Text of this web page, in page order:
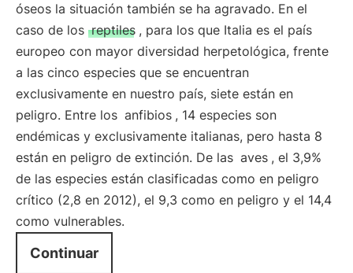
óseos la situación también se ha agravado. En el
caso de los reptiles , para los que Italia es el país
europeo con mayor diversidad herpetológica, frente
a las cinco especies que se encuentran
exclusivamente en nuestro país, siete están en
peligro. Entre los anfibios , 14 especies son
endémicas y exclusivamente italianas, pero hasta 8
están en peligro de extinción. De las aves , el 3,9%
de las especies están clasificadas como en peligro
crítico (2,8 en 2012), el 9,3 como en peligro y el 14,4
como vulnerables.
Continuar